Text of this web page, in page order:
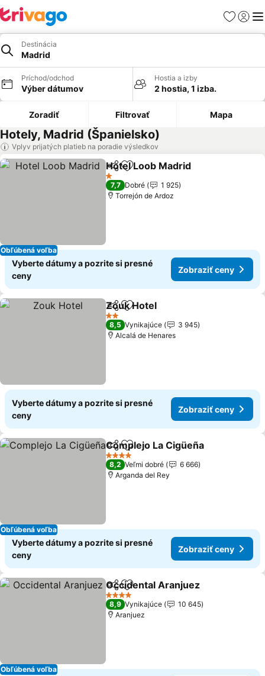
Obľúbené
Destinácia
Madrid
Príchod/odchod
Výber dátumov
Hostia a izby
2 hostia, 1 izba.
Zoradiť Filtrovať Mapa
Hotely, Madrid (Španielsko)
Vplyv prijatých platieb na poradie výsledkov
Obľúbená voľba
ZdieľaťPridať do obľúbených
Hotel Loob Madrid
1 Počet hviezdičiek
7,7 Dobré
1 925
Torrejón de Ardoz
Vyberte dátumy a pozrite si presné
ceny
Zobraziť ceny
ZdieľaťPridať do obľúbených
Zouk Hotel
2 Počet hviezdičiek
8,5 Vynikajúce
3 945
Alcalá de Henares
Vyberte dátumy a pozrite si presné
ceny
Zobraziť ceny
Obľúbená voľba
ZdieľaťPridať do obľúbených
Complejo La Cigüeña
4 Počet hviezdičiek
8,2 Veľmi dobré
6 666
Arganda del Rey
Vyberte dátumy a pozrite si presné
ceny
Zobraziť ceny
Obľúbená voľba
ZdieľaťPridať do obľúbených
Occidental Aranjuez
4 Počet hviezdičiek
8,9 Vynikajúce
10 645
Aranjuez